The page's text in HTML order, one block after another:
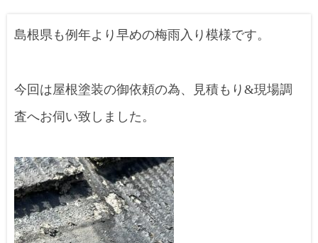
島根県も例年より早めの梅雨入り模様です。
今回は屋根塗装の御依頼の為、見積もり&現場調
査へお伺い致しました。